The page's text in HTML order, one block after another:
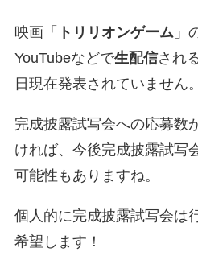
映画「 トリリオンゲーム 」
YouTubeなどで生配信され
日現在発表されていません。
完成披露試写会への応募数
ければ、今後完成披露試写
可能性もありますね。
個人的に完成披露試写会は
希望します！